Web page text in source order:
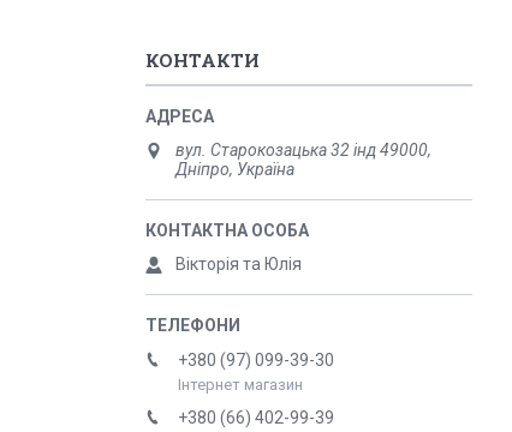
КОНТАКТИ
вул. Старокозацька 32 інд 49000,
Дніпро, Україна
Вікторія та Юлія
+380 (97) 099-39-30
Інтернет магазин
+380 (66) 402-99-39